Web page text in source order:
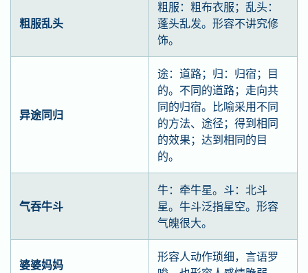
粗服乱头
粗服：粗布衣服；乱头：
蓬头乱发。形容不讲究修
饰。
异途同归
途：道路；归：归宿；目
的。不同的道路；走向共
同的归宿。比喻采用不同
的方法、途径；得到相同
的效果；达到相同的目
的。
气吞牛斗
牛：牵牛星。斗：北斗
星。牛斗泛指星空。形容
气魄很大。
婆婆妈妈
形容人动作琐细，言语罗